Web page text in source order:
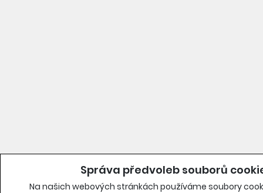
Správa předvoleb souborů
Na našich webových stránkách používáme soubory